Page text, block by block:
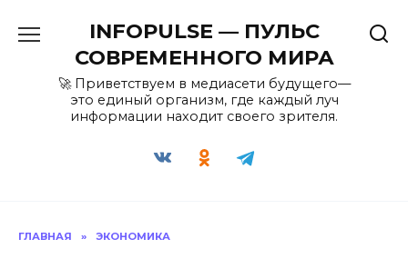
содержанию
INFOPULSE — ПУЛЬС
СОВРЕМЕННОГО МИРА
🚀 Приветствуем в медиасети будущего—
это единый организм, где каждый луч
информации находит своего зрителя.
ГЛАВНАЯ » ЭКОНОМИКА